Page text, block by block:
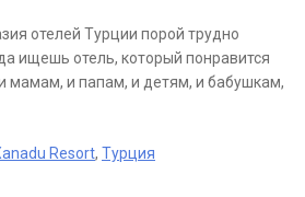
отелей Турции порой трудно
ищешь отель, который понравится
мамам, и папам, и детям, и бабушкам,
Resort, Турция